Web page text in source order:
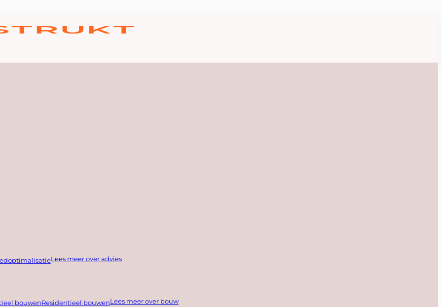
Lees meer over advies
bouwenResidentieel bouwenLees meer over bouw